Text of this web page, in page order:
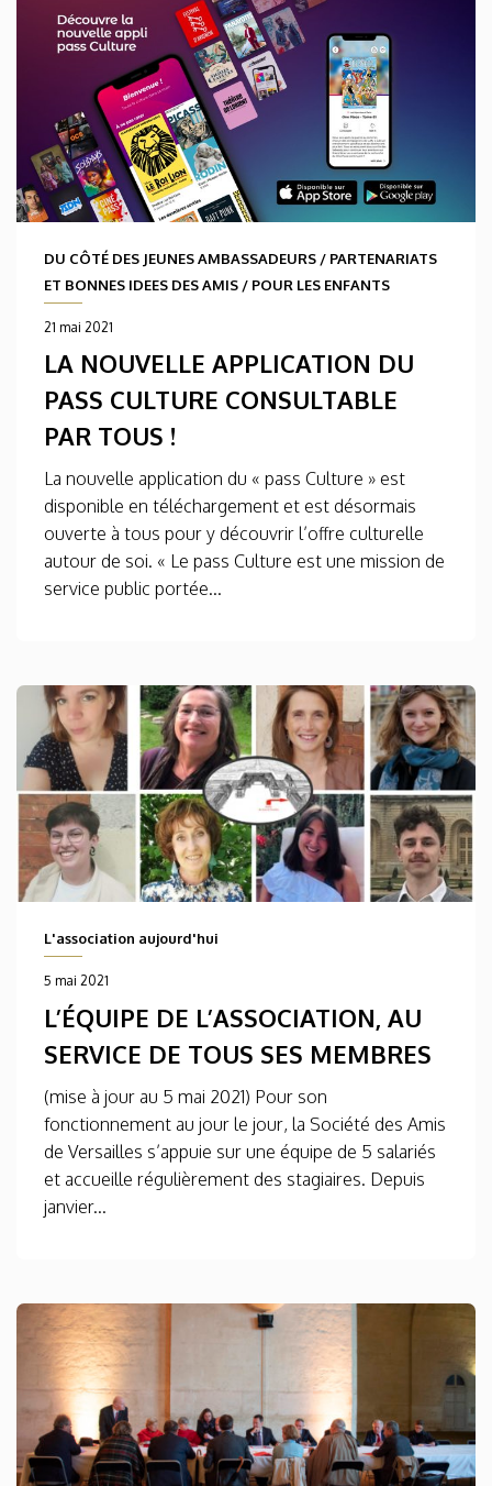
DU CÔTÉ DES JEUNES AMBASSADEURS / PARTENARIATS
ET BONNES IDEES DES AMIS / POUR LES ENFANTS
21 mai 2021
LA NOUVELLE APPLICATION DU
PASS CULTURE CONSULTABLE
PAR TOUS !
La nouvelle application du « pass Culture » est
disponible en téléchargement et est désormais
ouverte à tous pour y découvrir l’offre culturelle
autour de soi. « Le pass Culture est une mission de
service public portée...
L'association aujourd'hui
5 mai 2021
L’ÉQUIPE DE L’ASSOCIATION, AU
SERVICE DE TOUS SES MEMBRES
(mise à jour au 5 mai 2021) Pour son
fonctionnement au jour le jour, la Société des Amis
de Versailles s’appuie sur une équipe de 5 salariés
et accueille régulièrement des stagiaires. Depuis
janvier...